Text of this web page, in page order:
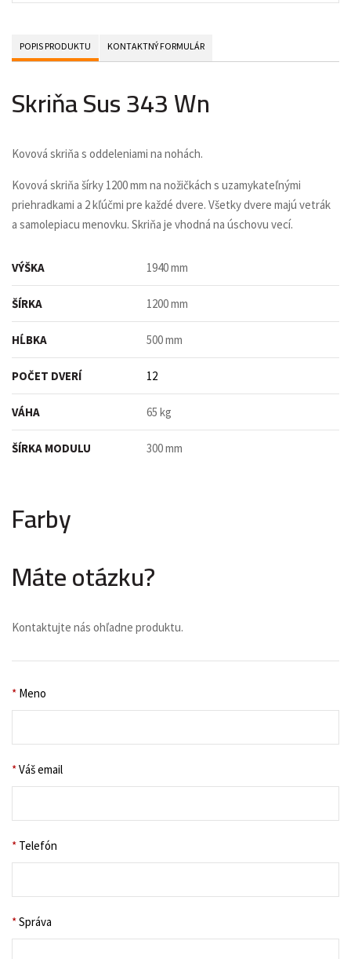
POPIS PRODUKTU KONTAKTNÝ FORMULÁR
Skriňa Sus 343 Wn
Kovová skriňa s oddeleniami na nohách.
Kovová skriňa šírky 1200 mm na nožičkách s uzamykateľnými
priehradkami a 2 kľúčmi pre každé dvere. Všetky dvere majú vetrák
a samolepiacu menovku. Skriňa je vhodná na úschovu vecí.
VÝŠKA 1940 mm
ŠÍRKA 1200 mm
HĹBKA 500 mm
POČET DVERÍ 12
VÁHA 65 kg
ŠÍRKA MODULU 300 mm
Farby
Máte otázku?
Kontaktujte nás ohľadne produktu.
* Meno
*Váš email
* Telefón
*Správa